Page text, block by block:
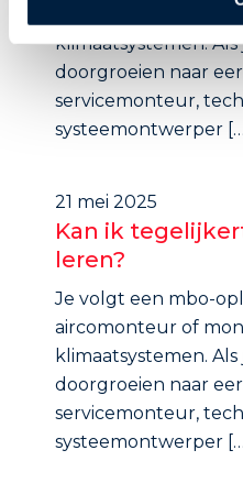
klimaatsystemen.
doorgroeien naar
servicemonteur,
systeemontwerper
21 mei 2025
Kan ik
leren?
Je volgt een mbo-
aircomonteur of
klimaatsystemen.
doorgroeien naar
servicemonteur,
systeemontwerper